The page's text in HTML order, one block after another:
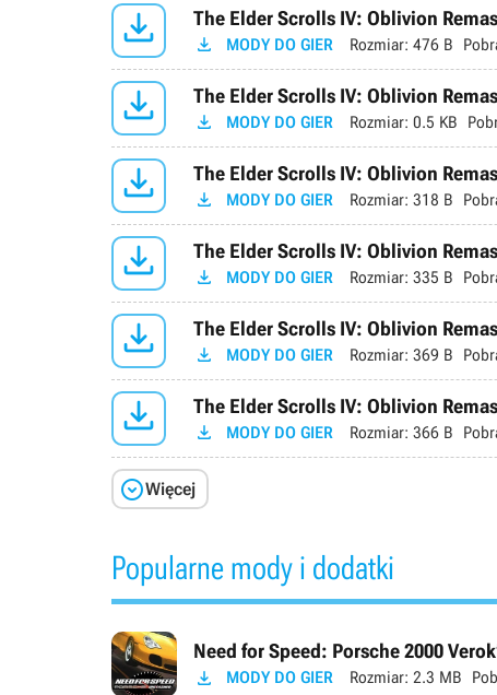
 The Elder Scrolls IV: Oblivion
 MODY DO GIER Rozmiar: 476 B
 The Elder Scrolls IV: Oblivion
 MODY DO GIER Rozmiar: 0.5 KB
 The Elder Scrolls IV: Oblivion
 MODY DO GIER Rozmiar: 318 B
 The Elder Scrolls IV: Oblivion
 MODY DO GIER Rozmiar: 335 B
 The Elder Scrolls IV: Oblivion
 MODY DO GIER Rozmiar: 369 B
 The Elder Scrolls IV: Oblivion
 MODY DO GIER Rozmiar: 366 B
Więcej
Popularne mody i dodatki
Need for Speed: Porsche 2000
 MODY DO GIER Rozmiar: 2.3 MB